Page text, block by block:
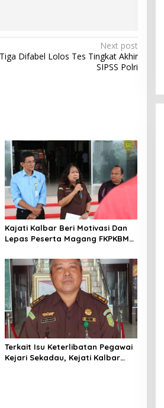
Next post
Difabel Lolos Tes Tingkat Akhir
SIPSS Polri
Kajati Kalbar Beri Motivasi Dan
Lepas Peserta Magang FKPKBM
Terkait Isu Keterlibatan Pegawai
Kejari Sekadau, Kejati Kalbar